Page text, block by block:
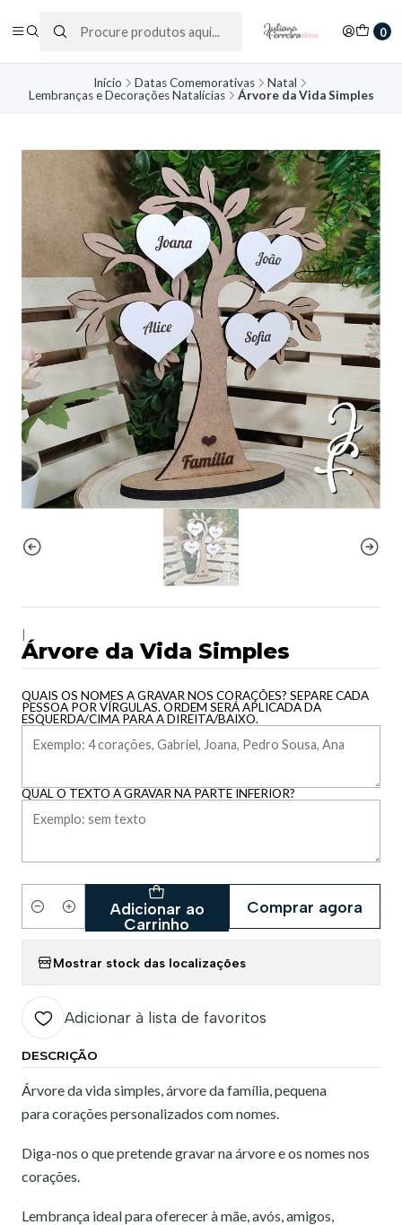
0
Início Datas Comemorativas
Natal
Lembranças e Decorações Natalícias
Árvore da Vida Simples
Árvore da Vida Simples
QUAIS OS NOMES A GRAVAR NOS CORAÇÕES? SEPARE CADA
PESSOA POR VÍRGULAS. ORDEM SERÁ APLICADA DA
ESQUERDA/CIMA PARA A DIREITA/BAIXO.
QUAL O TEXTO A GRAVAR NA PARTE INFERIOR?
Quantidade
Adicionar ao
Carrinho
Comprar agora
Mostrar stock das localizações
Adicionar à lista de favoritos
DESCRIÇÃO
Árvore da vida simples, árvore da família, pequena
para corações personalizados com nomes.
Diga-nos o que pretende gravar na árvore e os nomes nos
corações.
Lembrança ideal para oferecer à mãe, avós, amigos,